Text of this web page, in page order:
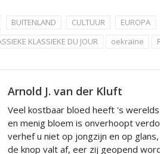
BUITENLAND CULTUUR EUROPA
KLASSIEKE DU JOUR oekraïne
Arnold J. van der Kluft
Veel kostbaar bloed heeft 's
en menig bloem is onverhoopt
verhef u niet op jongzijn en op glans,
de knop valt af, eer zij geopend